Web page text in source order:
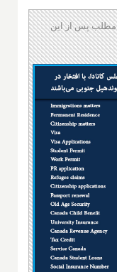
مطلب پس از این